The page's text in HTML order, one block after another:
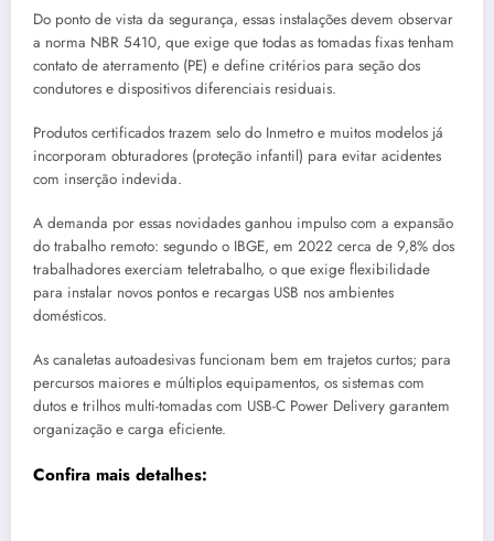
Do ponto de vista da segurança, essas instalações devem observar
a norma NBR 5410, que exige que todas as tomadas fixas tenham
contato de aterramento (PE) e define critérios para seção dos
condutores e dispositivos diferenciais residuais.
Produtos certificados trazem selo do Inmetro e muitos modelos já
incorporam obturadores (proteção infantil) para evitar acidentes
com inserção indevida.
A demanda por essas novidades ganhou impulso com a expansão
do trabalho remoto: segundo o IBGE, em 2022 cerca de 9,8% dos
trabalhadores exerciam teletrabalho, o que exige flexibilidade
para instalar novos pontos e recargas USB nos ambientes
domésticos.
As canaletas autoadesivas funcionam bem em trajetos curtos; para
percursos maiores e múltiplos equipamentos, os sistemas com
dutos e trilhos multi-tomadas com USB-C Power Delivery garantem
organização e carga eficiente.
Confira mais detalhes: